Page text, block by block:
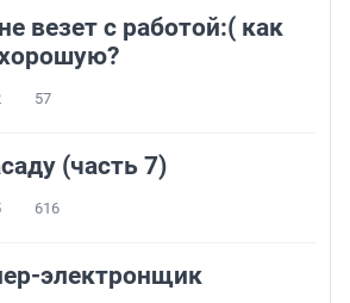
везет с работой:( как
57
(часть 7)
616
электронщик